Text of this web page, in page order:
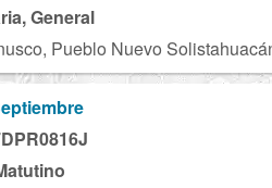
General
Pueblo Nuevo